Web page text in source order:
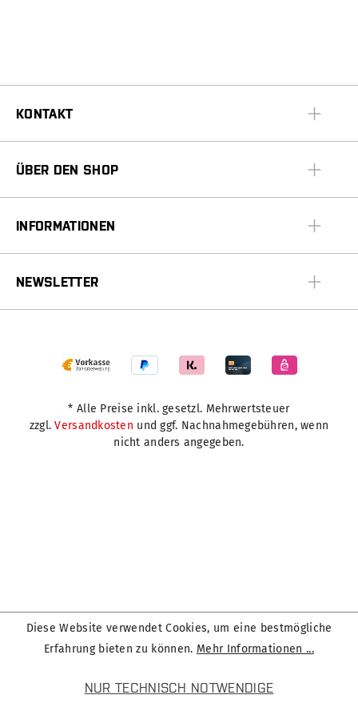
KONTAKT
ÜBER DEN SHOP
INFORMATIONEN
NEWSLETTER
* Alle Preise inkl. gesetzl. Mehrwertsteuer
zzgl.Versandkosten und ggf. Nachnahmegebühren, wenn
nicht anders angegeben.
Diese Website verwendet Cookies, um eine bestmögliche
Erfahrung bieten zu können. Mehr Informationen ...
NUR TECHNISCH NOTWENDIGE